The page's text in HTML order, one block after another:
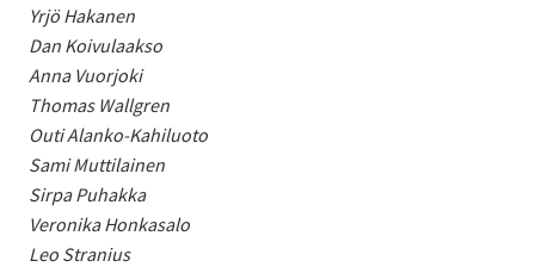
Yrjö Hakanen
Dan Koivulaakso
Anna Vuorjoki
Thomas Wallgren
Outi Alanko-Kahiluoto
Sami Muttilainen
Sirpa Puhakka
Veronika Honkasalo
Leo Stranius